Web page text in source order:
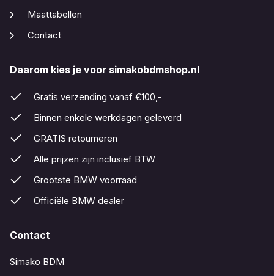
Maattabellen
Contact
Daarom kies je voor simakobdmshop.nl
Gratis verzending vanaf €100,-
Binnen enkele werkdagen geleverd
GRATIS retourneren
Alle prijzen zijn inclusief BTW
Grootste BMW voorraad
Officiële BMW dealer
Contact
Simako BDM